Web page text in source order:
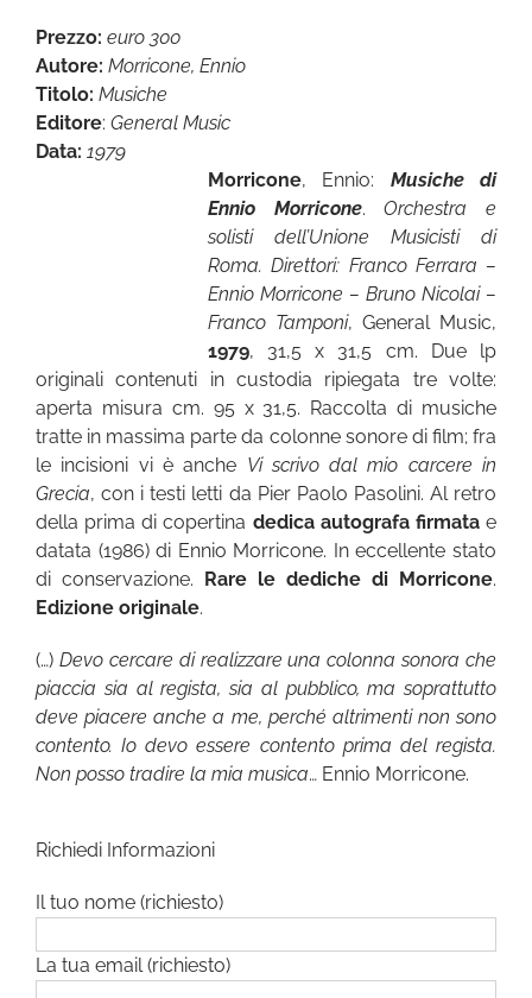
Prezzo: euro 300
Autore: Morricone, Ennio
Titolo: Musiche
Editore: General Music
Data: 1979
Morricone, Ennio: Musiche di
Ennio Morricone.Orchestra e
solisti dell’Unione Musicisti di
Roma. Direttori: Franco Ferrara –
Ennio Morricone – Bruno Nicolai –
Franco Tamponi, General Music,
1979, 31,5 x 31,5 cm. Due lp
originali contenuti in custodia ripiegata tre volte:
aperta misura cm. 95 x 31,5. Raccolta di musiche
tratte in massima parte da colonne sonore di film; fra
le incisioni vi è anche Vi scrivo dal mio carcere in
Grecia, con i testi letti da Pier Paolo Pasolini. Al retro
della prima di copertina dedica autografa firmatae
datata (1986) di Ennio Morricone. In eccellente stato
di conservazione. Rare le dediche di Morricone.
Edizione originale.
(…) Devo cercare di realizzare una colonna sonora che
piaccia sia al regista, sia al pubblico, ma soprattutto
deve piacere anche a me, perché altrimenti non sono
contento. Io devo essere contento prima del regista.
Non posso tradire la mia musica… Ennio Morricone.
Richiedi Informazioni
Il tuo nome (richiesto)
La tua email (richiesto)